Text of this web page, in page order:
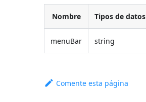
Nombre Tipos de datos
menuBar string
Comente esta página